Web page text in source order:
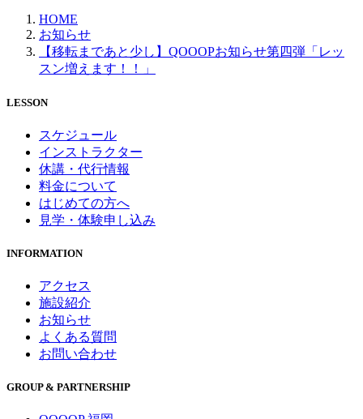
HOME
お知らせ
【移転まであと少し】QOOOPお知らせ第四弾「レッ
スン増えます！！」
LESSON
スケジュール
インストラクター
休講・代行情報
料金について
はじめての方へ
見学・体験申し込み
INFORMATION
アクセス
施設紹介
お知らせ
よくある質問
お問い合わせ
GROUP & PARTNERSHIP